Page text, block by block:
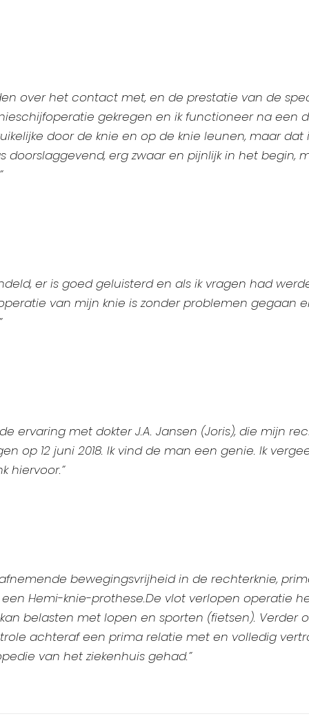
over het contact met, en de prestatie van de
gekregen en ik functioneer na een
door de knie en op de knie leunen, maar
doorslaggevend, erg zwaar en pijnlijk in het begin,
er is goed geluisterd en als ik vragen had
van mijn knie is zonder problemen gegaan
ervaring met dokter J.A. Jansen (Joris), die mijn
op 12 juni 2018. Ik vind de man een genie. Ik
hiervoor.”
bewegingsvrijheid in de rechterknie,
Hemi-knie-prothese.De vlot verlopen operatie
belasten met lopen en sporten (fietsen).
achteraf een prima relatie met en volledig
van het ziekenhuis gehad.”